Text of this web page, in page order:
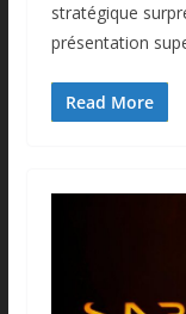
stratégique
présentation
Read More